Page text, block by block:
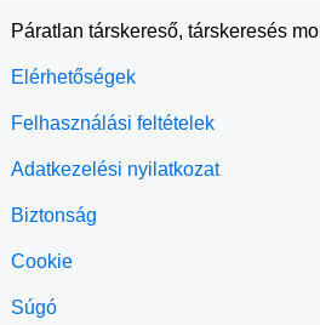
Páratlan társkereső, társkeresés
Elérhetőségek
Felhasználási feltételek
Adatkezelési nyilatkozat
Biztonság
Cookie
Súgó